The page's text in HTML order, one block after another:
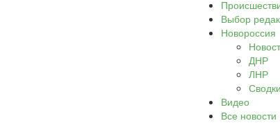
Выбор
Новороссия
ДНР
ЛНР
Сводки
Видео
Все новости